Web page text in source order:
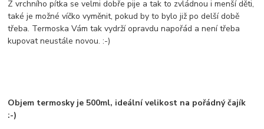
Z vrchního pítka se velmi dobře pije a tak to zvládnou i menší děti,
také je možné víčko vyměnit, pokud by to bylo již po delší době
třeba. Termoska Vám tak vydrží opravdu napořád a není třeba
kupovat neustále novou. :-)
Objem termosky je 500ml, ideální velikost na pořádný čajík
:-)